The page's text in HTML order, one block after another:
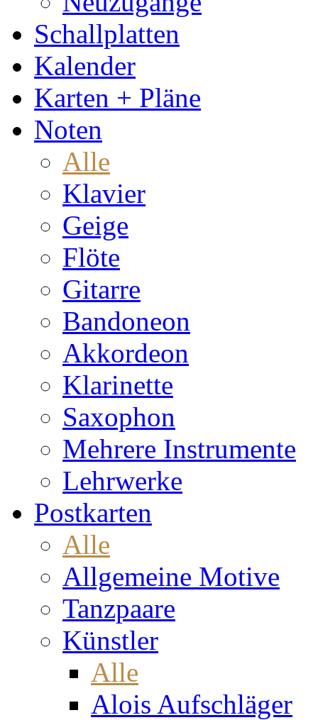
Schallplatten
Kalender
Karten + Pläne
Noten
Alle
Klavier
Geige
Flöte
Gitarre
Bandoneon
Akkordeon
Klarinette
Saxophon
Mehrere Instrumente
Lehrwerke
Postkarten
Alle
Allgemeine Motive
Tanzpaare
Künstler
Alle
Alois Aufschläger